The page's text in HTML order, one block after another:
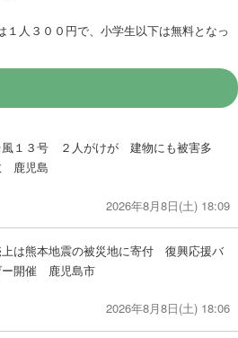
人３００円で、小学生以下は無料となっ
風１３号 ２人がけが 建物にも被害多
鹿児島
2026年8月8日(土) 18:09
は熊本地震の被災地に寄付 復興応援バ
ー開催 鹿児島市
2026年8月8日(土) 18:06